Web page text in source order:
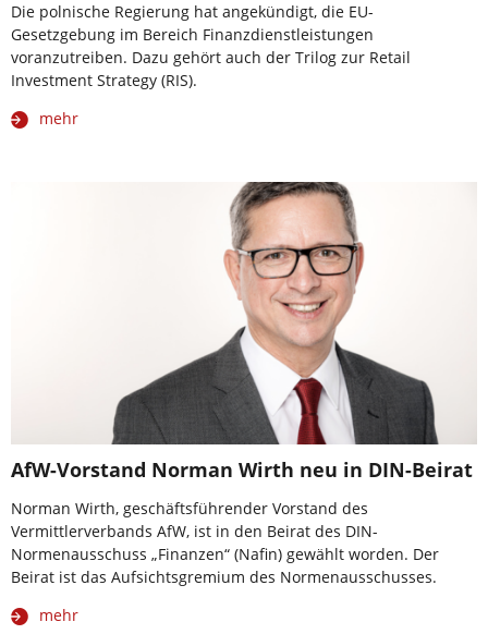
Die polnische Regierung hat angekündigt, die EU-
Gesetzgebung im Bereich Finanzdienstleistungen
voranzutreiben. Dazu gehört auch der Trilog zur Retail
Investment Strategy (RIS).
mehr
AfW-Vorstand Norman Wirth neu in DIN-Beirat
Norman Wirth, geschäftsführender Vorstand des
Vermittlerverbands AfW, ist in den Beirat des DIN-
Normenausschuss „Finanzen“ (Nafin) gewählt worden. Der
Beirat ist das Aufsichtsgremium des Normenausschusses.
mehr